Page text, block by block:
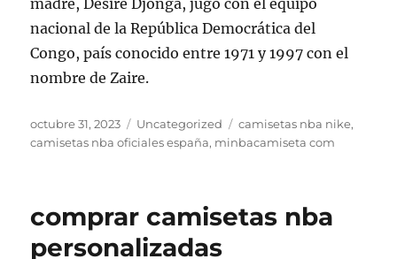
madre, Desiré Djonga, jugó con el equipo
nacional de la República Democrática del
Congo, país conocido entre 1971 y 1997 con el
nombre de Zaire.
Publicado
el
octubre 31, 2023 Categorías
Uncategorized Etiquetas
camisetas nba nike,
camisetas nba oficiales españa, minbacamiseta com
comprar camisetas nba
personalizadas